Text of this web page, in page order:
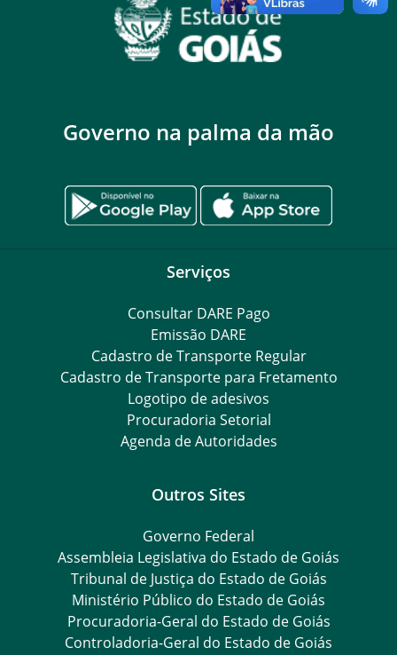
Governo na palma da mão
Serviços
Consultar DARE Pago
Emissão DARE
Cadastro de Transporte Regular
Cadastro de Transporte para Fretamento
Logotipo de adesivos
Procuradoria Setorial
Agenda de Autoridades
Outros Sites
Governo Federal
Assembleia Legislativa do Estado de Goiás
Tribunal de Justiça do Estado de Goiás
Ministério Público do Estado de Goiás
Procuradoria-Geral do Estado de Goiás
Controladoria-Geral do Estado de Goiás